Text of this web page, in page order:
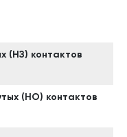
(НЗ) контактов
(НО) контактов